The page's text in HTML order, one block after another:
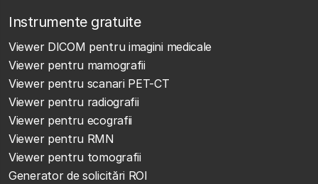
Instrumente gratuite
Viewer DICOM pentru imagini medicale
Viewer pentru mamografii
Viewer pentru scanari PET-CT
Viewer pentru radiografii
Viewer pentru ecografii
Viewer pentru RMN
Viewer pentru tomografii
Generator de solicitări ROI